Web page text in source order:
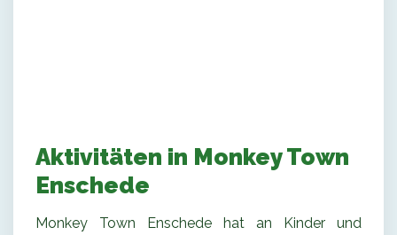
Aktivitäten in Monkey Town
Enschede
Monkey Town Enschede hat an Kinder und